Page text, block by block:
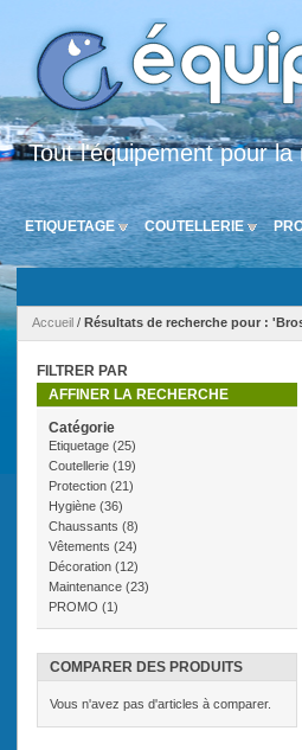
Tout l'équipement pour
ETIQUETAGE COUTELLERIE
Accueil / Résultats de recherche pour :
FILTRER PAR
AFFINER LA RECHERCHE
Catégorie
Etiquetage (25)
Coutellerie (19)
Protection (21)
Hygiène (36)
Chaussants (8)
Vêtements (24)
Décoration (12)
Maintenance (23)
PROMO (1)
COMPARER DES PRODUITS
Vous n'avez pas d'articles à comparer.